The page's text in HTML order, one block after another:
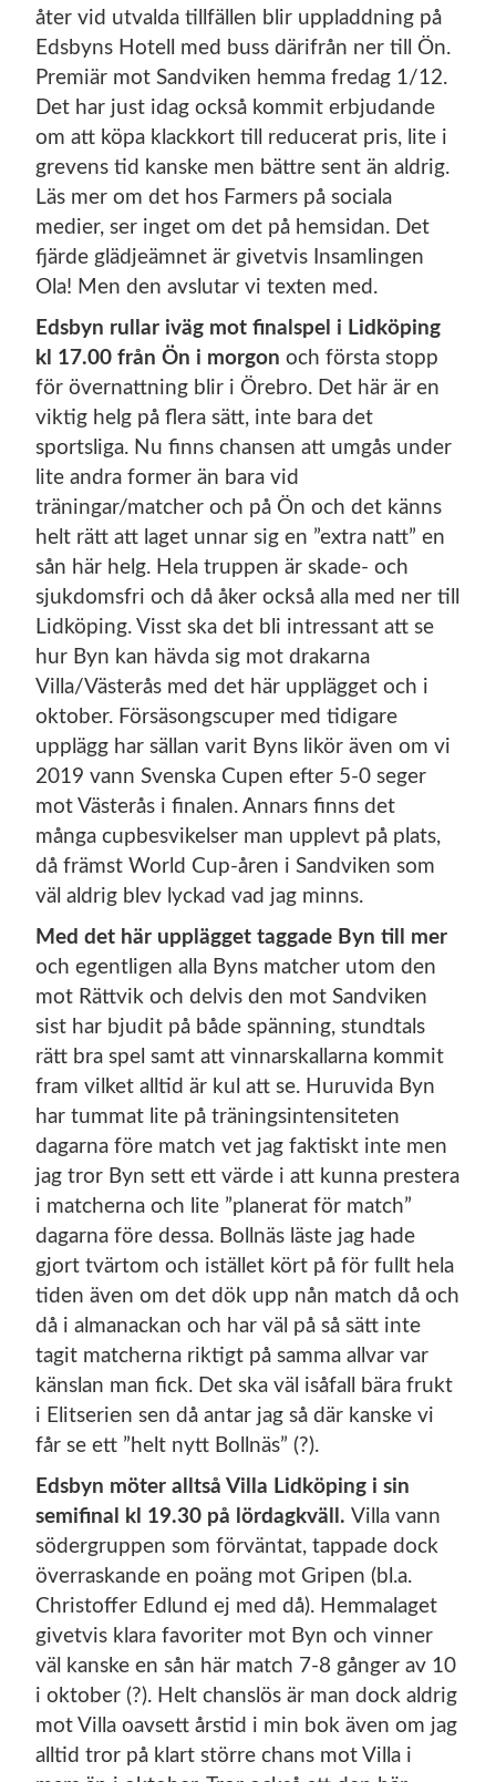
åter vid utvalda tillfällen blir uppladdning på
Edsbyns Hotell med buss därifrån ner till Ön.
Premiär mot Sandviken hemma fredag 1/12.
Det har just idag också kommit erbjudande
om att köpa klackkort till reducerat pris, lite i
grevens tid kanske men bättre sent än aldrig.
Läs mer om det hos Farmers på sociala
medier, ser inget om det på hemsidan. Det
fjärde glädjeämnet är givetvis Insamlingen
Ola! Men den avslutar vi texten med.
Edsbyn rullar iväg mot finalspel i Lidköping
kl 17.00 från Ön i morgon och första stopp
för övernattning blir i Örebro. Det här är en
viktig helg på flera sätt, inte bara det
sportsliga. Nu finns chansen att umgås under
lite andra former än bara vid
träningar/matcher och på Ön och det känns
helt rätt att laget unnar sig en ”extra natt” en
sån här helg. Hela truppen är skade- och
sjukdomsfri och då åker också alla med ner till
Lidköping. Visst ska det bli intressant att se
hur Byn kan hävda sig mot drakarna
Villa/Västerås med det här upplägget och i
oktober. Försäsongscuper med tidigare
upplägg har sällan varit Byns likör även om vi
2019 vann Svenska Cupen efter 5-0 seger
mot Västerås i finalen. Annars finns det
många cupbesvikelser man upplevt på plats,
då främst World Cup-åren i Sandviken som
väl aldrig blev lyckad vad jag minns.
Med det här upplägget taggade Byn till mer
och egentligen alla Byns matcher utom den
mot Rättvik och delvis den mot Sandviken
sist har bjudit på både spänning, stundtals
rätt bra spel samt att vinnarskallarna kommit
fram vilket alltid är kul att se. Huruvida Byn
har tummat lite på träningsintensiteten
dagarna före match vet jag faktiskt inte men
jag tror Byn sett ett värde i att kunna prestera
i matcherna och lite ”planerat för match”
dagarna före dessa. Bollnäs läste jag hade
gjort tvärtom och istället kört på för fullt hela
tiden även om det dök upp nån match då och
då i almanackan och har väl på så sätt inte
tagit matcherna riktigt på samma allvar var
känslan man fick. Det ska väl isåfall bära frukt
i Elitserien sen då antar jag så där kanske vi
får se ett ”helt nytt Bollnäs” (?).
Edsbyn möter alltså Villa Lidköping i sin
semifinal kl 19.30 på lördagkväll. Villa vann
södergruppen som förväntat, tappade dock
överraskande en poäng mot Gripen (bl.a.
Christoffer Edlund ej med då). Hemmalaget
givetvis klara favoriter mot Byn och vinner
väl kanske en sån här match 7-8 gånger av 10
i oktober (?). Helt chanslös är man dock aldrig
mot Villa oavsett årstid i min bok även om jag
alltid tror på klart större chans mot Villa i